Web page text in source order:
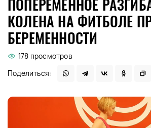
ПОПЕРЕМЕННОЕ
КОЛЕНА НА ФИТБОЛЕ
БЕРЕМЕННОСТИ
178 просмотров
Поделиться: